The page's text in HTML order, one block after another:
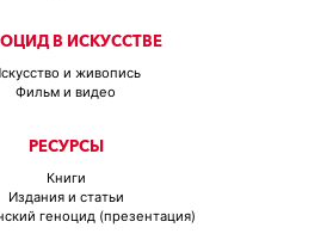
В ИСКУССТВЕ
и живопись
Фильм и видео
РЕСУРСЫ
Книги
Издания и статьи
геноцид (презентация)